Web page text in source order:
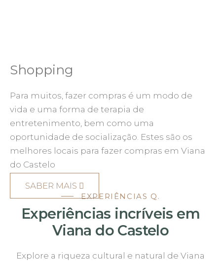
Shopping
Para muitos, fazer compras é um modo de
vida e uma forma de terapia de
entretenimento, bem como uma
oportunidade de socialização. Estes são os
melhores locais para fazer compras em Viana
do Castelo
SABER MAIS
EXPERIÊNCIAS Q.
Experiências incríveis em
Viana do Castelo
Explore a riqueza cultural e natural de Viana